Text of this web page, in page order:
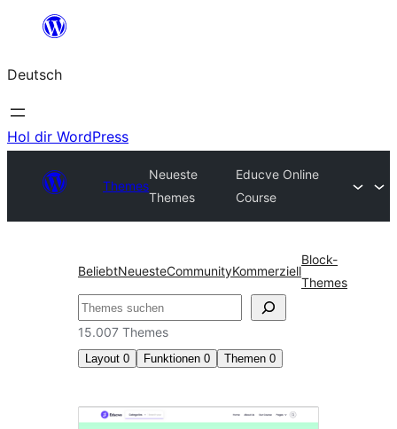
springen
Deutsch
Hol dir WordPress
Themes
Neueste
Themes
Educve Online
Course
BeliebtNeuesteCommunityKommerziell
Block-
Themes
Suchen
15.007 Themes
Layout 0 Funktionen 0 Themen 0
Neueste